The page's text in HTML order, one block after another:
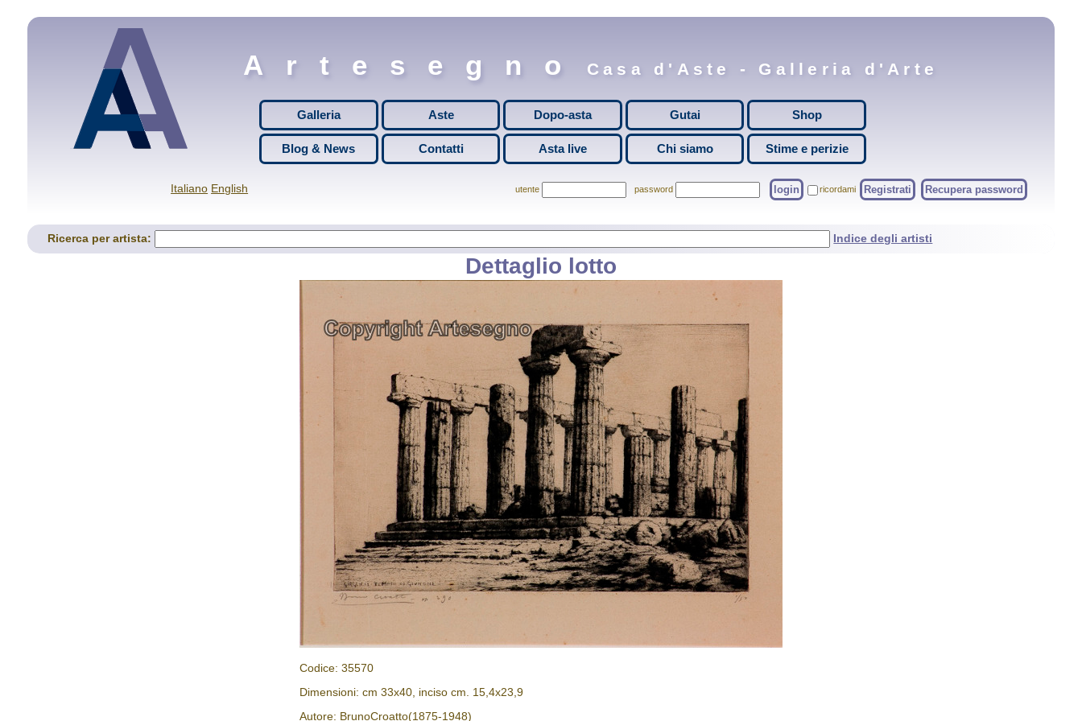
Artesegno Casa d'Aste - Galleria d'Arte
Galleria Aste Dopo-asta Gutai Shop
Blog & News Contatti Asta live Chi siamo Stime e perizie
Italiano English utente password login ricordami Registrati Recupera password
Ricerca per artista: Indice degli artisti
Dettaglio lotto
Codice: 35570
Dimensioni: cm 33x40, inciso cm. 15,4x23,9
Autore: BrunoCroatto(1875-1948)